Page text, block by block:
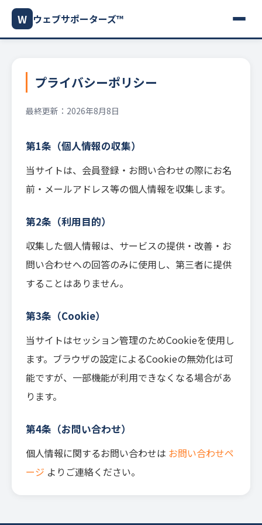
W ウェブサポーターズ™
プライバシーポリシー
最終更新：2026年8月8日
第1条（個人情報の収集）
当サイトは、会員登録・お問い合わせの際にお名
前・メールアドレス等の個人情報を収集します。
第2条（利用目的）
収集した個人情報は、サービスの提供・改善・お
問い合わせへの回答のみに使用し、第三者に提供
することはありません。
第3条（Cookie）
当サイトはセッション管理のためCookieを使用し
ます。ブラウザの設定によるCookieの無効化は可
能ですが、一部機能が利用できなくなる場合があ
ります。
第4条（お問い合わせ）
個人情報に関するお問い合わせは お問い合わせペ
ージ よりご連絡ください。